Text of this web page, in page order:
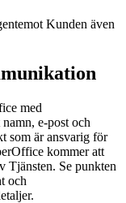
Kunden även
med
e-post och
som är ansvarig för
kommer att
Tjänsten. Se punkten
och